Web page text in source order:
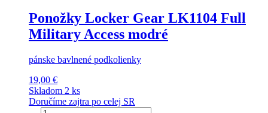
Ponožky Locker Gear LK1104 Full
Military Access modré
pánske bavlnené podkolienky
19,00 €
Skladom 2 ks
Doručíme zajtra po celej SR